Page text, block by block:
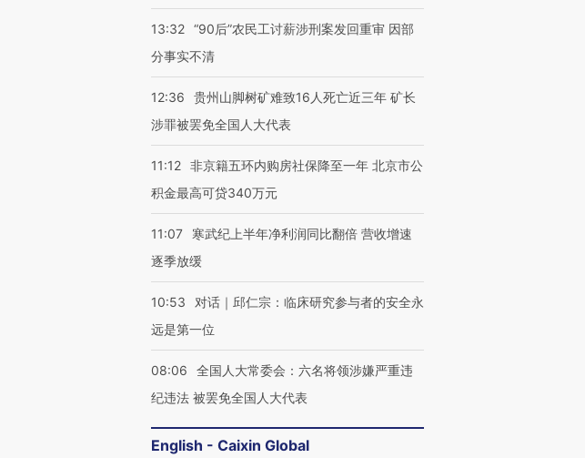
13:32 “90后”农民工讨薪涉刑案发回重审 因部
分事实不清
12:36
贵州山脚树矿难致16人死亡近三年 矿长
涉罪被罢免全国人大代表
11:12 非京籍五环内购房社保降至一年 北京市公
积金最高可贷340万元
11:07
寒武纪上半年净利润同比翻倍 营收增速
逐季放缓
10:53
对话｜邱仁宗：临床研究参与者的安全永
远是第一位
08:06
全国人大常委会：六名将领涉嫌严重违
纪违法 被罢免全国人大代表
English - Caixin Global